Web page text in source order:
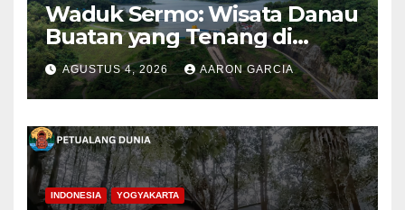
Waduk Sermo: Wisata Danau
Buatan yang Tenang di
Perbukitan Menoreh Kulon
Progo
AGUSTUS 4, 2026 AARON GARCIA
INDONESIA YOGYAKARTA